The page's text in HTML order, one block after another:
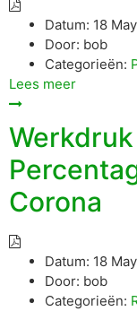
Datum: 18
Door: bob
Categorieën:
Lees meer
Corona
Datum: 18
Door: bob
Categorieën: